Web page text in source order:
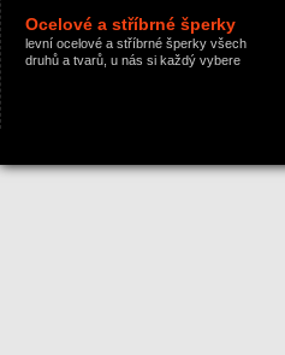
Ocelové a stříbrné šperky
levní ocelové a stříbrné šperky všech
druhů a tvarů, u nás si každý vybere